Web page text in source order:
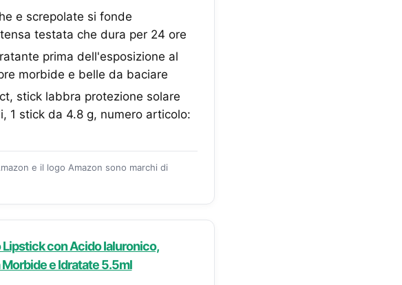
e screpolate si fonde
testata che dura per 24 ore
prima dell'esposizione al
morbide e belle da baciare
stick labbra protezione solare
1 stick da 4.8 g, numero articolo:
e il logo Amazon sono marchi di
con Acido Ialuronico,
Morbide e Idratate 5.5ml